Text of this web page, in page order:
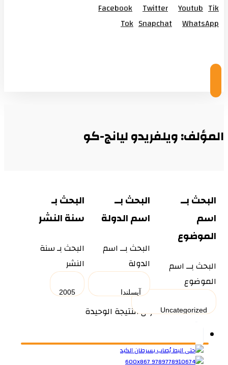
Facebook
Twitter Youtub Tik
Tok Snapchat
WhatsApp
المؤلف: ويلفريدو ليانج-كو
البحث بــ
اسم
الموضوع
البحث بــ اسم
الموضوع
البحث بــ
اسم الدولة
البحث بــ اسم
الدولة
البحث بـ
سنة النشر
البحث بـ سنة
النشر
عرض النتيجة الوحيدة